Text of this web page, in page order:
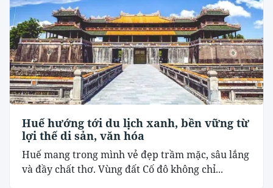
Huế hướng tới du lịch xanh, bền vững từ
lợi thế di sản, văn hóa
Huế mang trong mình vẻ đẹp trầm mặc, sâu lắng
và đầy chất thơ. Vùng đất Cố đô không chỉ...